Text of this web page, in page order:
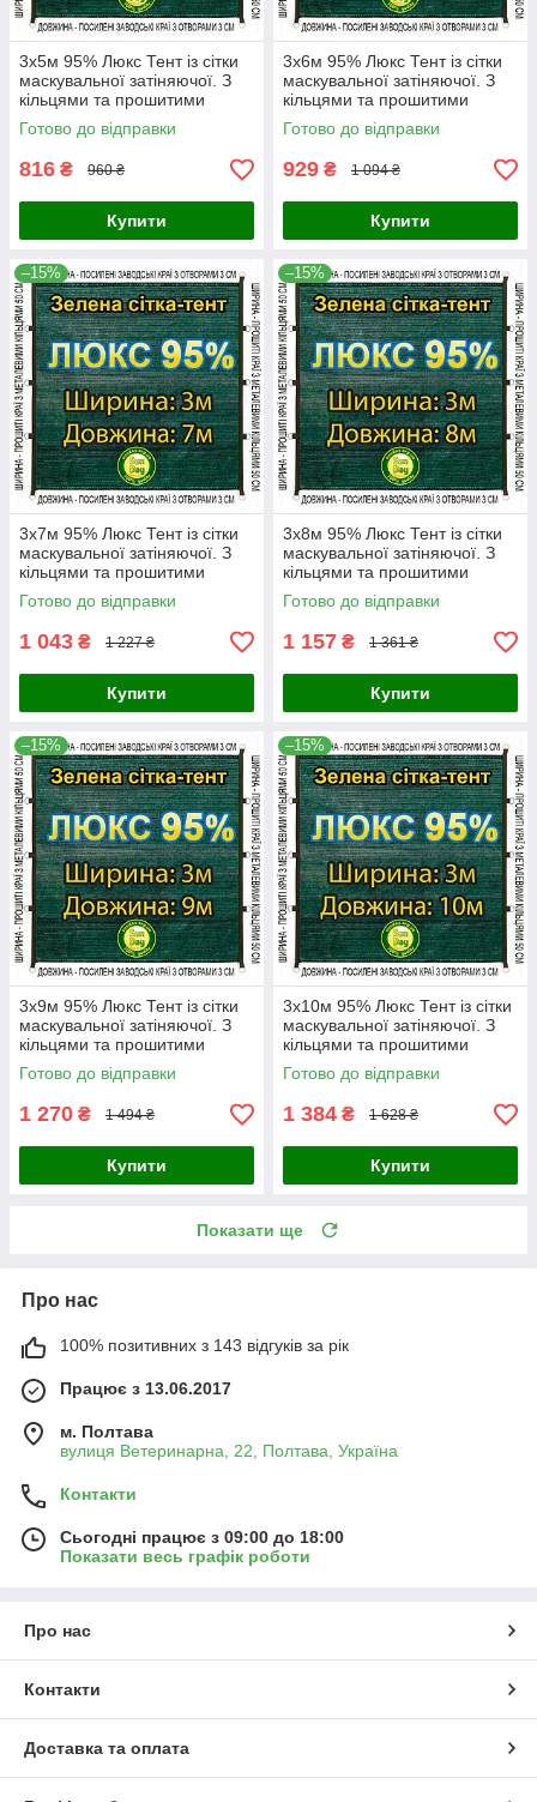
3x5м 95% Люкс Тент із сітки
маскувальної затіняючої. З
кільцями та прошитими
краями.
Готово до відправки
816 ₴ 960 ₴
Купити
3x6м 95% Люкс Тент із сітки
маскувальної затіняючої. З
кільцями та прошитими
краями.
Готово до відправки
929 ₴ 1 094 ₴
Купити
–15%
3x7м 95% Люкс Тент із сітки
маскувальної затіняючої. З
кільцями та прошитими
краями.
Готово до відправки
1 043 ₴ 1 227 ₴
Купити
–15%
3x8м 95% Люкс Тент із сітки
маскувальної затіняючої. З
кільцями та прошитими
краями.
Готово до відправки
1 157 ₴ 1 361 ₴
Купити
–15%
3x9м 95% Люкс Тент із сітки
маскувальної затіняючої. З
кільцями та прошитими
краями.
Готово до відправки
1 270 ₴ 1 494 ₴
Купити
–15%
3x10м 95% Люкс Тент із сітки
маскувальної затіняючої. З
кільцями та прошитими
краями.
Готово до відправки
1 384 ₴ 1 628 ₴
Купити
Показати ще
Про нас
100% позитивних з 143 відгуків за рік
Працює з 13.06.2017
м. Полтава
вулиця Ветеринарна, 22, Полтава, Україна
Контакти
Сьогодні працює з 09:00 до 18:00
Показати весь графік роботи
Про нас
Контакти
Доставка та оплата